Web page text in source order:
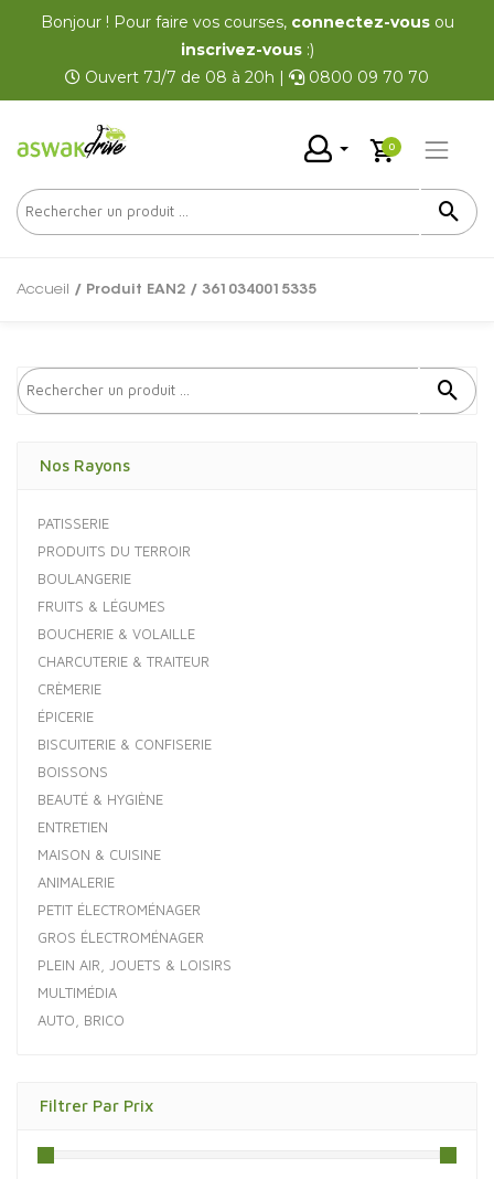
Bonjour ! Pour faire vos courses, connectez-vousou
inscrivez-vous:)
Ouvert 7J/7 de 08 à 20h |
0800 09 70 70
0
Accueil / Produit EAN2 / 3610340015335
Nos Rayons
PATISSERIE
PRODUITS DU TERROIR
BOULANGERIE
FRUITS & LÉGUMES
BOUCHERIE & VOLAILLE
CHARCUTERIE & TRAITEUR
CRÈMERIE
ÉPICERIE
BISCUITERIE & CONFISERIE
BOISSONS
BEAUTÉ & HYGIÈNE
ENTRETIEN
MAISON & CUISINE
ANIMALERIE
PETIT ÉLECTROMÉNAGER
GROS ÉLECTROMÉNAGER
PLEIN AIR, JOUETS & LOISIRS
MULTIMÉDIA
AUTO, BRICO
Filtrer Par Prix